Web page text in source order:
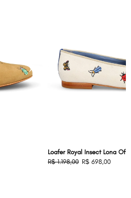
› ‹
Loafer Royal Insect Lona Off
R$ 1.198,00 R$ 698,00